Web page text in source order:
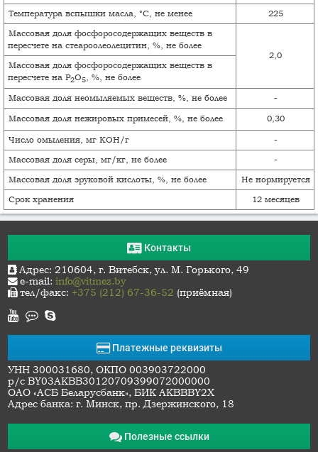
Температура вспышки масла, °С, не менее
225
Массовая доля фосфоросодержащих веществ в
пересчете на стеароолеолецитин, %, не более
2,0
Массовая доля фосфоросодержащих веществ в
пересчете на Р2О5, %, не более
Массовая доля неомыляемых веществ, %, не более
-
Массовая доля нежировых примесей, %, не более
0,30
Число омыления, мг КОН/г
-
Массовая доля серы, мг/кг, не более
-
Массовая доля эруковой кислоты, %, не более
Не нормируется
Срок хранения
12 месяцев
Контакты
Адрес: 210604, г. Витебск, ул. М. Горького, 49
e-mail:info@vitmez.by
тел/факс: +375 (212) 67-36-52 (приёмная)
Платежные реквизиты
УНН 300031680, ОКПО 003903722000
р/с BY03AKBB30120709399072000000
ОАО «АСБ Беларусбанк», БИК AKBBBY2X
Адрес банка: г. Минск, пр. Дзержинского, 18
Полезные ссылки